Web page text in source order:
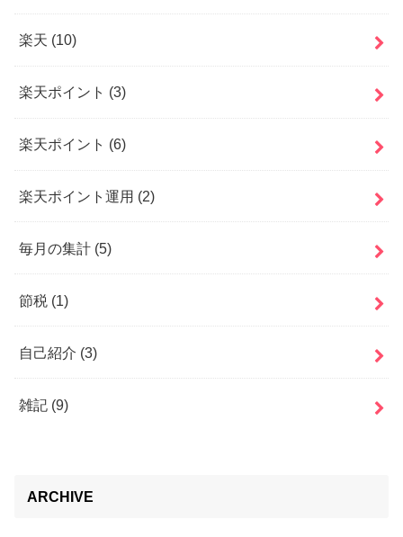
楽天 (10)
楽天ポイント (3)
楽天ポイント (6)
楽天ポイント運用 (2)
毎月の集計 (5)
節税 (1)
自己紹介 (3)
雑記 (9)
ARCHIVE